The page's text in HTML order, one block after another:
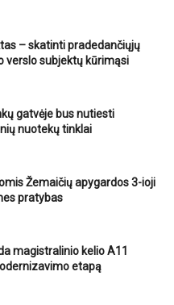
– skatinti pradedančiųjų
verslo subjektų kūrimąsi
gatvėje bus nutiesti
nuotekų tinklai
Žemaičių apygardos 3-ioji
pratybas
magistralinio kelio A11
etapą